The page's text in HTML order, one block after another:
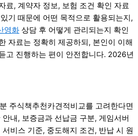
료, 계약자 정보, 보험 조건 확인 자료
기 때문에 어떤 목적으로 활용되는지,
영화 상담 후 어떻게 관리되는지 확인
자료는 정확히 제공하되, 본인이 이해
고 진행하는 편이 안전합니다. 2026년
주식책추천카견적비교를 고려한다면
내, 보증금과 선납금 구분, 게임서버
비스 기준, 중도해지 조건, 반납 시 원